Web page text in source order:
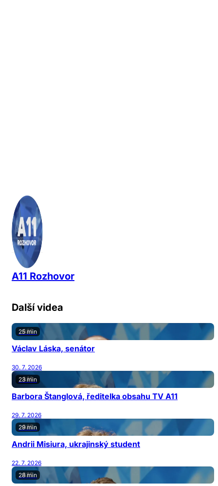
A11 Rozhovor
Další videa
25 min
Václav Láska, senátor
30. 7. 2026
23 min
Barbora Štanglová, ředitelka obsahu TV A11
29. 7. 2026
29 min
Andrii Misiura, ukrajinský student
22. 7. 2026
28 min